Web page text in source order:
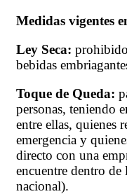
Medidas vigentes
Ley Seca:
bebidas
Toque de Queda:
personas, teniendo
entre ellas, quienes
emergencia y
directo con una
encuentre dentro de
nacional).